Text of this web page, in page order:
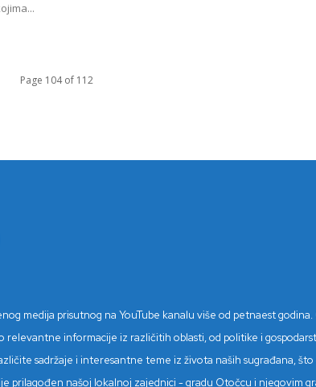
Page 104 of 112
medija prisutnog na YouTube kanalu više od petnaest godina.
informacije iz različitih oblasti, od politike i
sadržaje i interesantne teme iz života naših sugrađana,
prilagođen našoj lokalnoj zajednici - gradu Otočcu i njegovim